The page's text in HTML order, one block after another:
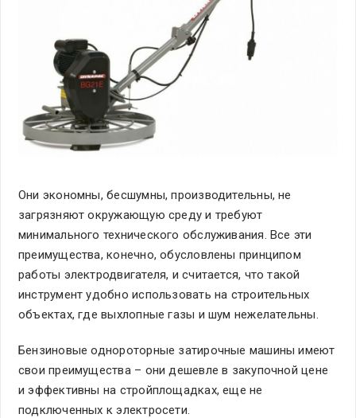
Они экономны, бесшумны, производительны, не
загрязняют окружающую среду и требуют
минимального технического обслуживания. Все эти
преимущества, конечно, обусловлены принципом
работы электродвигателя, и считается, что такой
инструмент удобно использовать на строительных
объектах, где выхлопные газы и шум нежелательны.
Бензиновые однороторные затирочные машины имеют
свои преимущества – они дешевле в закупочной цене
и эффективны на стройплощадках, еще не
подключенных к электросети.